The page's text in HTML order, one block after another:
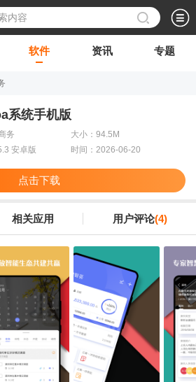
软件 资讯 专题
系统手机版
务
大小：94.5M
安卓版
时间：2026-06-20
点击下载
相关应用 用户评论(4)